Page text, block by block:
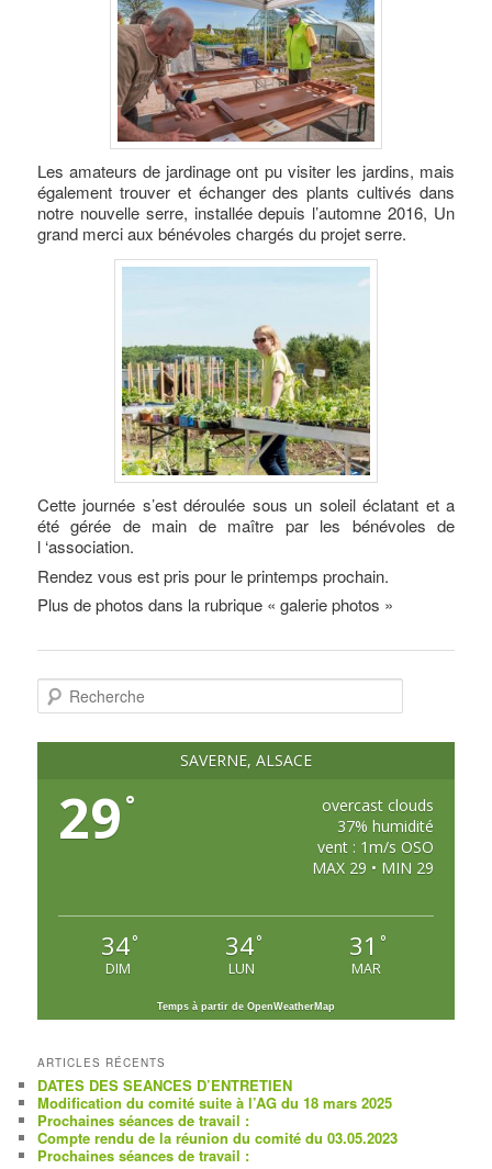
Les amateurs de jardinage ont pu visiter les jardins, mais
également trouver et échanger des plants cultivés dans
notre nouvelle serre, installée depuis l’automne 2016, Un
grand merci aux bénévoles chargés du projet serre.
Cette journée s’est déroulée sous un soleil éclatant et a
été gérée de main de maître par les bénévoles de
l ‘association.
Rendez vous est pris pour le printemps prochain.
Plus de photos dans la rubrique « galerie photos »
c
SAVERNE, ALSACE
29 °
overcast clouds
37% humidité
vent : 1m/s OSO
MAX 29 • MIN 29
34°
DIM
34°
LUN
31 °
MAR
Temps à partir de OpenWeatherMap
ARTICLES RÉCENTS
DATES DES SEANCES D’ENTRETIEN
Modification du comité suite à l’AG du 18 mars 2025
Prochaines séances de travail :
Compte rendu de la réunion du comité du 03.05.2023
Prochaines séances de travail :